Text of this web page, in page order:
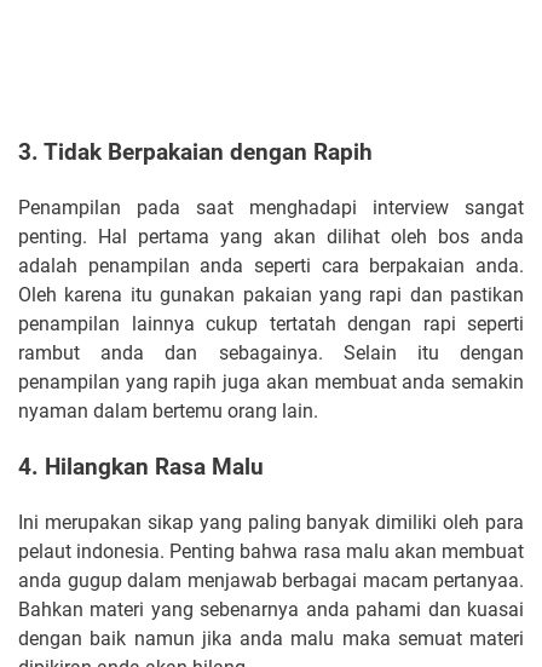
3. Tidak Berpakaian dengan Rapih
Penampilan pada saat menghadapi interview sangat
penting. Hal pertama yang akan dilihat oleh bos anda
adalah penampilan anda seperti cara berpakaian anda.
Oleh karena itu gunakan pakaian yang rapi dan pastikan
penampilan lainnya cukup tertatah dengan rapi seperti
rambut anda dan sebagainya. Selain itu dengan
penampilan yang rapih juga akan membuat anda semakin
nyaman dalam bertemu orang lain.
4. Hilangkan Rasa Malu
Ini merupakan sikap yang paling banyak dimiliki oleh para
pelaut indonesia. Penting bahwa rasa malu akan membuat
anda gugup dalam menjawab berbagai macam pertanyaa.
Bahkan materi yang sebenarnya anda pahami dan kuasai
dengan baik namun jika anda malu maka semuat materi